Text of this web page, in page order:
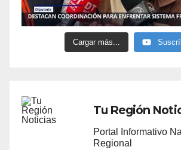
Cargar más...
Tu Región
Portal Informativo
Regional